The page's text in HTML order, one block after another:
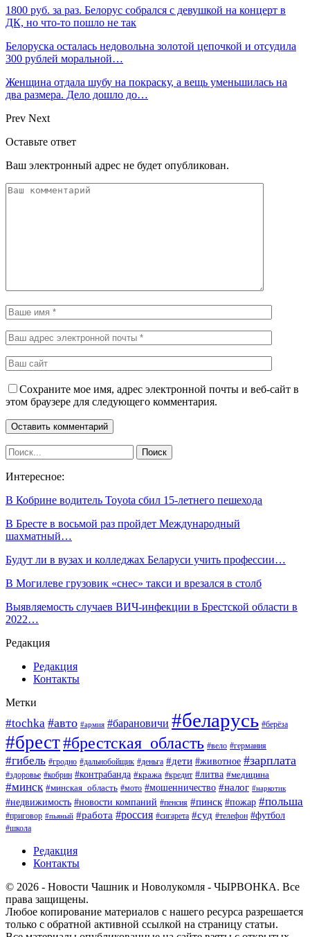
1800 руб. за раз. Белорус собрался с девушкой на концерт в
ДК, но что-то пошло не так
Белоруска осталась недовольна золотой цепочкой и отсудила
300 рублей моральной…
Женщина отдала шубу на покраску, а вещь уменьшилась на
два размера. Дело дошло до…
Prev Next
Оставьте ответ
Ваш электронный адрес не будет опубликован.
Сохраните мое имя, адрес электронной почты и веб-сайт в
этом браузере для следующего комментария.
Интересное:
В Кобрине водитель Toyota сбил 15-летнего пешехода
В Бресте в восьмой раз пройдет Международный
шахматный…
Будут ли в вузах и колледжах Беларуси учить профессии…
В Могилеве грузовик «снес» такси и врезался в столб
Выявляемость случаев ВИЧ-инфекции в Брестской области в
2022…
Редакция
Редакция
Контакты
Метки
#tochka #авто #армия #барановичи #беларусь #берёза
#брест#брестская_область #вело #германия
#гибель #гродно #дальнобойщик #деньга #дети #животное #зарплата
#здоровье #кобрин #контрабанда #кража #кредит #литва #медицина
#минск #минская_область #мото #мошенничество #налог #наркотик
#недвижимость #новости компаний #пенсия #пинск #пожар #польша
#приговор #пьяный #работа #россия #сигарета #суд #телефон #футбол
#школа
Редакция
Контакты
© 2026 - Новости Чашник и Новолукомля - ЧЫРВОНКА. Все
права защищены.
Любое копирование материалов с нашего ресурса разрешается
только с обратной активной ссылкой на страницу статьи.